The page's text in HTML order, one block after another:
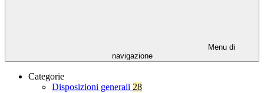
Menu di
navigazione
Categorie
Disposizioni generali 28